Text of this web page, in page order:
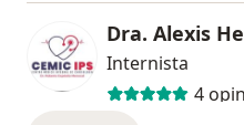
Dra. Alexis
Internista
4